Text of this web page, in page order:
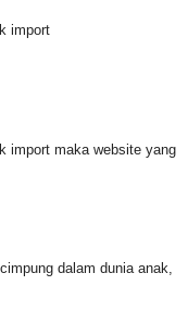
import
import maka website yang
dalam dunia anak,